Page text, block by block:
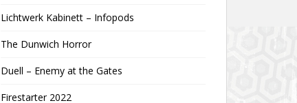
Lichtwerk Kabinett – Infopods
The Dunwich Horror
Duell – Enemy at the Gates
Firestarter 2022